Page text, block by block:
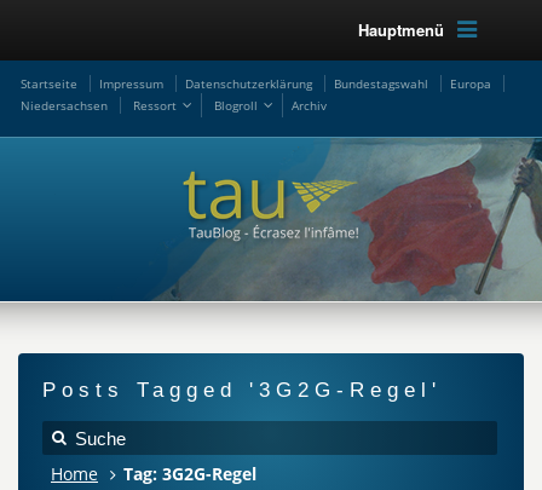
Hauptmenü
Startseite Impressum Datenschutzerklärung Bundestagswahl
Europa
Niedersachsen
Ressort Blogroll Archiv
Posts Tagged '3G2G-Regel'
Home Tag: 3G2G-Regel